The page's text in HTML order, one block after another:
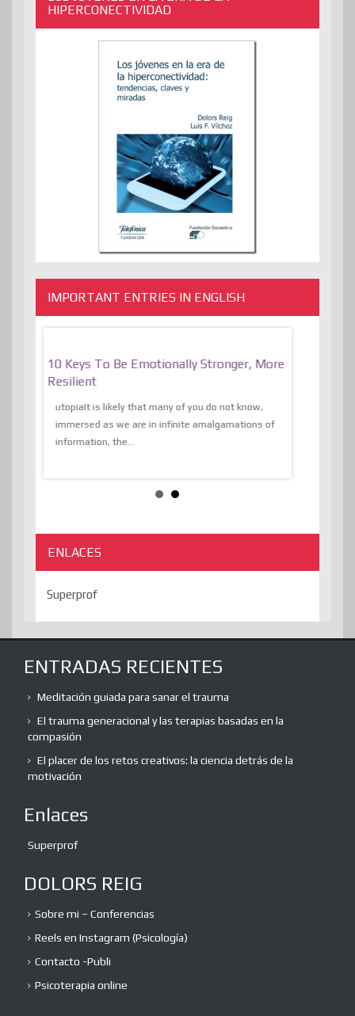
HIPERCONECTIVIDAD
IMPORTANT ENTRIES IN ENGLISH
10 Keys To Be Emotionally Stronger, More
Resilient
utopiaIt is likely that many of you do not know,
immersed as we are in infinite amalgamations of
information, the...
ENLACES
Superprof
ENTRADAS RECIENTES
Meditación guiada para sanar el trauma
El trauma generacional y las terapias basadas en la
compasión
El placer de los retos creativos: la ciencia detrás de la
motivación
Enlaces
Superprof
DOLORS REIG
Sobre mi – Conferencias
Reels en Instagram (Psicología)
Contacto -Publi
Psicoterapia online